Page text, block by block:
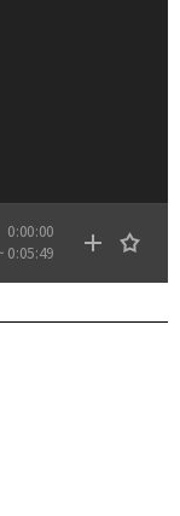
0:00:00
0:05:49